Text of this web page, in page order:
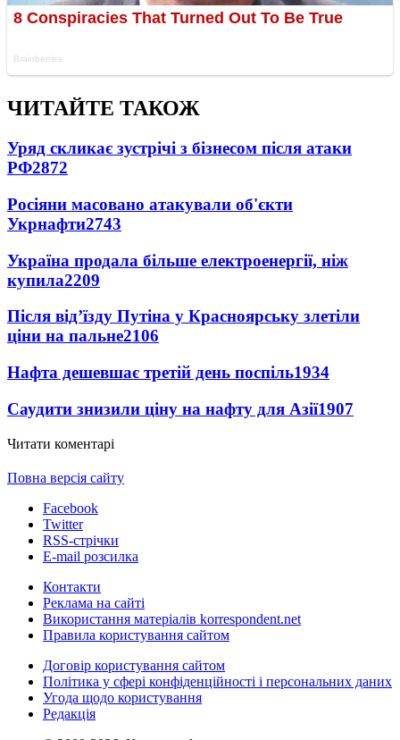
ЧИТАЙТЕ ТАКОЖ
Уряд скликає зустрічі з бізнесом після атаки
РФ2872
Росіяни масовано атакували об'єкти
Укрнафти2743
Україна продала більше електроенергії, ніж
купила2209
Після від’їзду Путіна у Красноярську злетіли
ціни на пальне2106
Нафта дешевшає третій день поспіль1934
Саудити знизили ціну на нафту для Азії1907
Читати коментарі
Повна версія сайту
Facebook
Twitter
RSS-стрічки
E-mail розсилка
Контакти
Реклама на сайті
Використання матеріалів korrespondent.net
Правила користування сайтом
Договір користування сайтом
Політика у сфері конфіденційності і персональних даних
Угода щодо користування
Редакція